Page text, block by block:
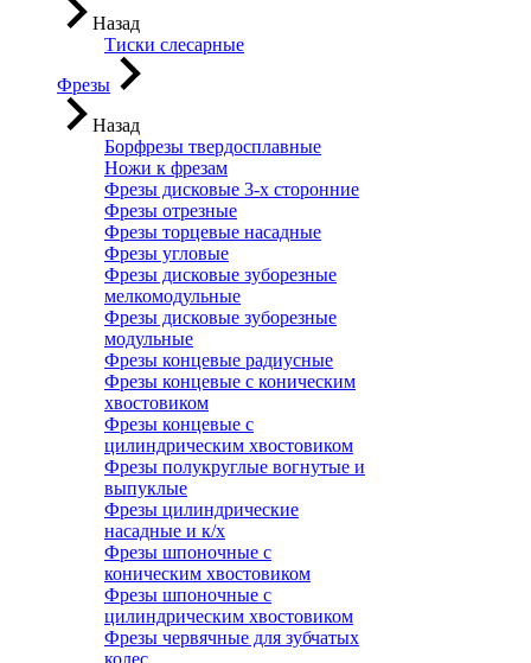
Назад
Тиски слесарные
Фрезы
Назад
Борфрезы твердосплавные
Ножи к фрезам
Фрезы дисковые 3-х сторонние
Фрезы отрезные
Фрезы торцевые насадные
Фрезы угловые
Фрезы дисковые зуборезные
мелкомодульные
Фрезы дисковые зуборезные
модульные
Фрезы концевые радиусные
Фрезы концевые с коническим
хвостовиком
Фрезы концевые с
цилиндрическим хвостовиком
Фрезы полукруглые вогнутые и
выпуклые
Фрезы цилиндрические
насадные и к/х
Фрезы шпоночные с
коническим хвостовиком
Фрезы шпоночные с
цилиндрическим хвостовиком
Фрезы червячные для зубчатых
колес